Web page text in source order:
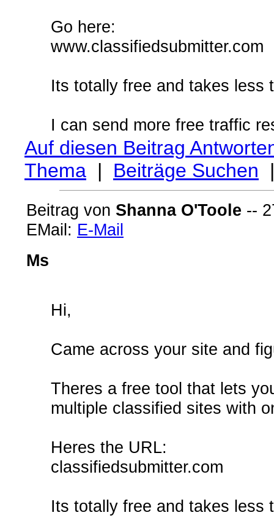
Go here:
www.classifiedsubmitter.com
Its totally free and takes less
I can send more free traffic
Auf diesen Beitrag
Thema | Beiträge Suchen
Beitrag von Shanna O'Toole --
EMail: E-Mail
Ms
Hi,
Came across your site and
Theres a free tool that lets
multiple classified sites with
Heres the URL:
classifiedsubmitter.com
Its totally free and takes less